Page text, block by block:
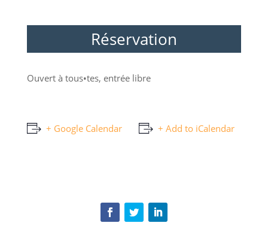
Réservation
Ouvert à tous•tes, entrée libre
+ Google Calendar + Add to iCalendar